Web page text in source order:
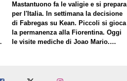
Mastantuono fa le valigie e si prepara
per l'Italia. In settimana la decisione
di Fabregas su Kean. Piccoli si gioca
la permanenza alla Fiorentina. Oggi
le visite mediche di Joao Mario.